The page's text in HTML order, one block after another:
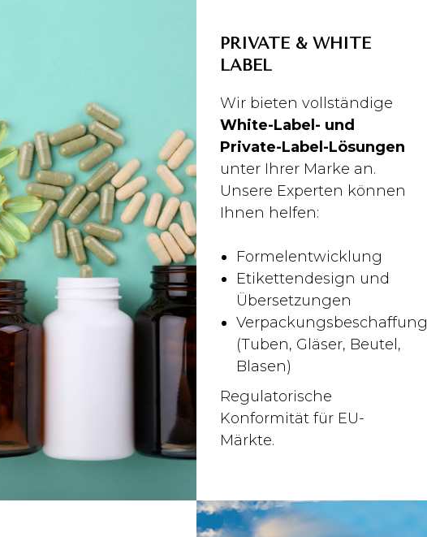
PRIVATE & WHITE
LABEL
Wir bieten vollständige
White-Label- und
Private-Label-Lösungen
unter Ihrer Marke an.
Unsere Experten können
Ihnen helfen:
Formelentwicklung
Etikettendesign und
Übersetzungen
Verpackungsbeschaffung
(Tuben, Gläser, Beutel,
Blasen)
Regulatorische
Konformität für EU-
Märkte.